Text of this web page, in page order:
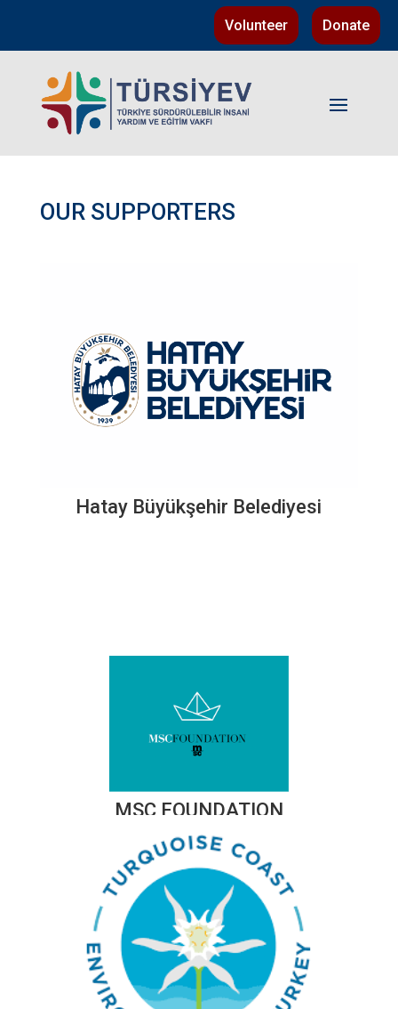
Volunteer Donate
OUR SUPPORTERS
Hatay Büyükşehir Belediyesi
MSC FOUNDATION